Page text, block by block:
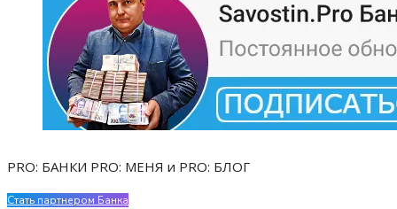
PRO: БАНКИ PRO: МЕНЯ и PRO: БЛОГ
Стать партнером Банка